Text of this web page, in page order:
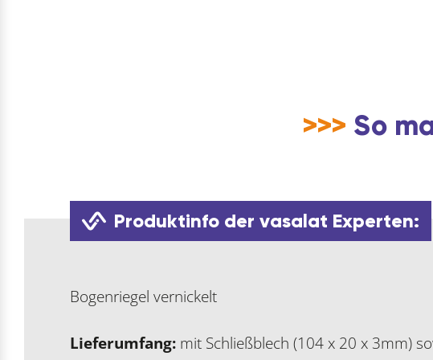
>>> So
Produktinfo der vasalat Experten:
Bogenriegel vernickelt
Lieferumfang: mit Schließblech (104 x 20 x 3mm)